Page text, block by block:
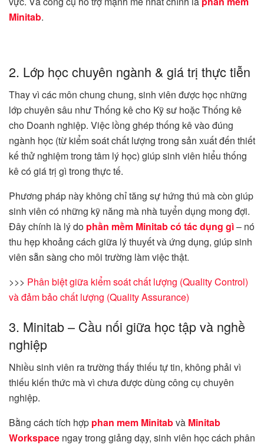
Minitab.
2. Lớp học chuyên ngành & giá trị thực tiễn
Thay vì các môn chung chung, sinh viên được học những
lớp chuyên sâu như Thống kê cho Kỹ sư hoặc Thống kê
cho Doanh nghiệp. Việc lồng ghép thống kê vào đúng
ngành học (từ kiểm soát chất lượng trong sản xuất đến thiết
kế thử nghiệm trong tâm lý học) giúp sinh viên hiểu thống
kê có giá trị gì trong thực tế.
Phương pháp này không chỉ tăng sự hứng thú mà còn giúp
sinh viên có những kỹ năng mà nhà tuyển dụng mong đợi.
Đây chính là lý do phần mềm Minitab có tác dụng gì– nó
thu hẹp khoảng cách giữa lý thuyết và ứng dụng, giúp sinh
viên sẵn sàng cho môi trường làm việc thật.
>>> Phân biệt giữa kiểm soát chất lượng (Quality Control)
và đảm bảo chất lượng (Quality Assurance)
3. Minitab – Cầu nối giữa học tập và nghề
nghiệp
Nhiều sinh viên ra trường thấy thiếu tự tin, không phải vì
thiếu kiến thức mà vì chưa được dùng công cụ chuyên
nghiệp.
Bằng cách tích hợp phan mem Minitabvà Minitab
Workspace ngay trong giảng dạy, sinh viên học cách phân